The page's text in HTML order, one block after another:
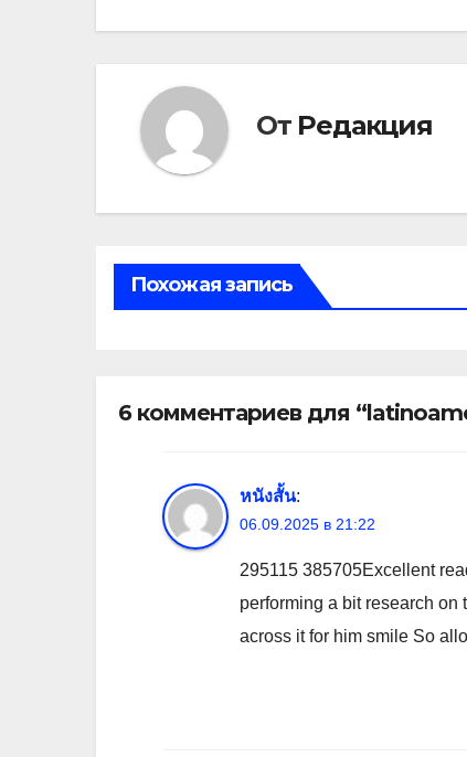
записям
От Редакция
Похожая запись
6 комментариев для
หนังสั้น:
06.09.2025 в 21:22
295115 385705Excellent
performing a bit research on
across it for him smile So